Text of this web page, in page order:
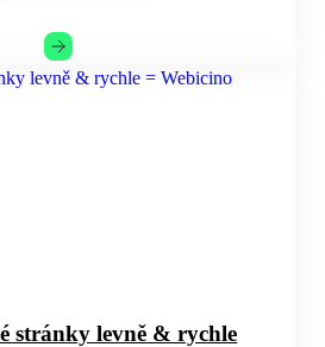
stránky levně & rychle